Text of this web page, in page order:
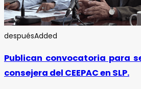
despuésAdded
Publican convocatoria para
consejera del CEEPAC en SLP.